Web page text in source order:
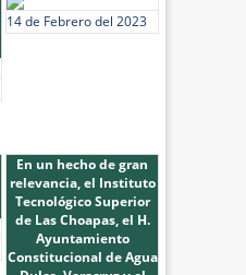
14 de Febrero del 2023
En un hecho de gran
relevancia, el Instituto
Tecnológico Superior
de Las Choapas, el H.
Ayuntamiento
Constitucional de Agua